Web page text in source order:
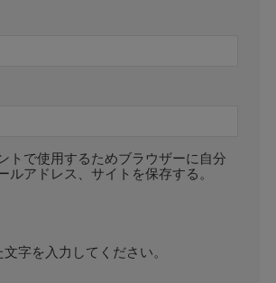
トで使用するためブラウザーに自分
ルアドレス、サイトを保存する。
文字を入力してください。